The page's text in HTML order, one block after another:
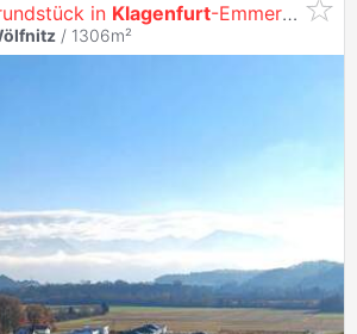
in Klagenfurt-Emmersdorf - ruhige Lage, sonnig, ideal für Ihr Traumhaus!
/ 1306m²